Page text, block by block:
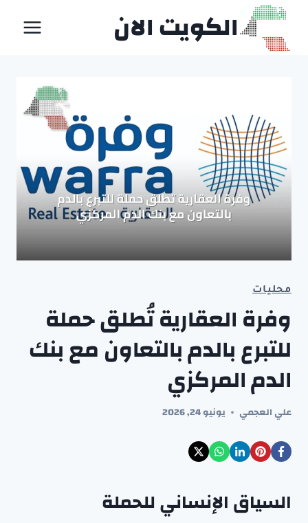
التجاوز
المحتوى
الكويت الان
محليات
وفرة العقارية تُطلق حملة
للتبرع بالدم بالتعاون مع بنك
الدم المركزي
علي العجمي يونيو 24, 2026
السياق الإنساني للحملة